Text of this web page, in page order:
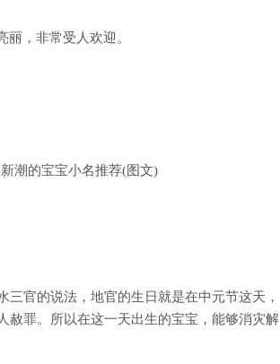
，非常受人欢迎。
官的说法，地官的生日就是在中元节这天，
赦罪。所以在这一天出生的宝宝，能够消灾解